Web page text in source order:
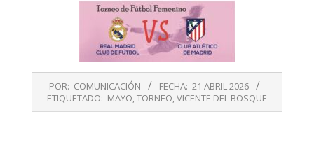
04-
21
POR: COMUNICACIÓN FECHA: 21 ABRIL 2026
ETIQUETADO: MAYO,TORNEO,VICENTE DEL BOSQUE